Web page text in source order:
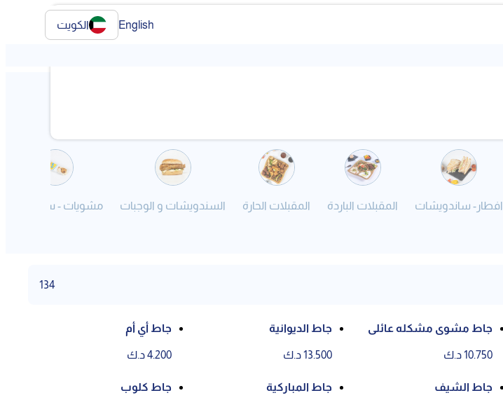
English الكويت
افطار- ساندويشات المقبلات الباردة المقبلات الحارة السندويشات و الوجبات مشويات - ساندويش
134
جاط مشوى مشكله عائلى
10.750 د.ك
جاط الديوانية
13.500 د.ك
جاط أي أم
4.200 د.ك
جاط الشيف جاط المباركية جاط كلوب